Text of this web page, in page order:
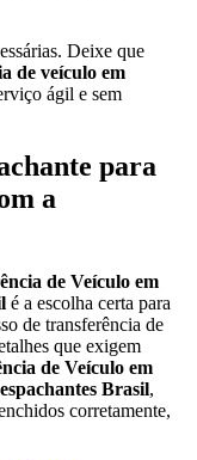
Deixe que
de veículo em
ágil e sem
para
a
de Veículo em
é a escolha certa para
de transferência de
que exigem
de Veículo em
Brasil,
corretamente,